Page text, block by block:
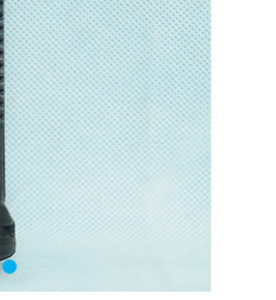
质量监控
营业执照
联系我们